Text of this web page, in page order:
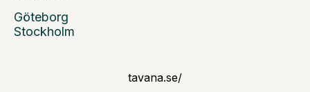
Göteborg
Stockholm
tavana.se/